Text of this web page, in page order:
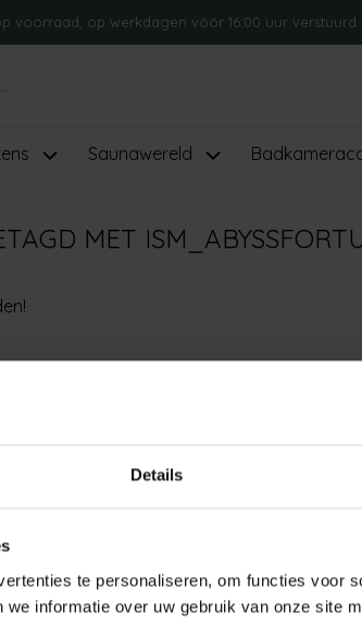
Details
te personaliseren, om functies voor
informatie over uw gebruik van onze site
voorraad, op werkdagen vóór 16:00 uur verstuurd.
Saunawereld
MET